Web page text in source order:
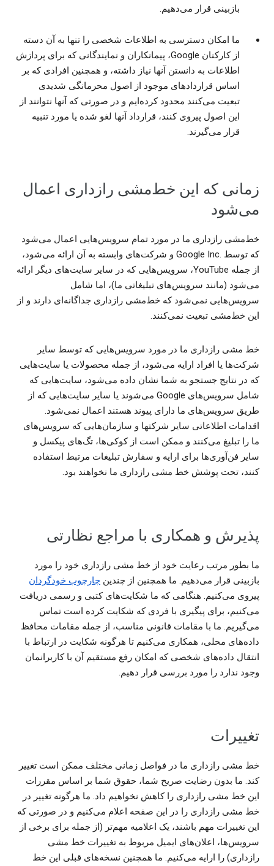
بازبینی قرار می‌دهیم.
ما امکان دسترسی به اطلاعات شخصی را تنها به آن دسته
از کارکنان Google، پیمانکاران و نمایندگانی که برای پردازش
اطلاعات به دانستن آنها نیاز داشته، و همچنین افرادی که بر
اساس قراردادهای موجود از اصول محرمانگی شدیدی
تبعیت می‌کنند محدود کرده‌ایم و در صورتی که آنها نتوانند از
این اصول پیروی کنند، قرارداد آنها لغو شده یا مورد تنبیه
قرار می‌گیرند.
زمانی که این خط‌مشی رازداری اعمال
می‌شود
خط‌مشی رازداری ما در مورد تمام سرویس‌هایی اعمال می‌شود
که توسط .Google Inc و شرکت‌های وابسته به آن ارائه می‌شود،
از جمله YouTube، سرویس‌هایی که در سایر سایت‌های دیگر ارائه
می‌شود (مانند سرویس‌های تبلیغاتی ما)، اما شامل
سرویس‌هایی نمی‌شود که خط‌مشی رازداری جداگانه‌ای دارند و از
این خط‌مشی تبعیت نمی‌کنند.
خط مشی رازداری ما در مورد سرویس‌هایی که توسط سایر
شرکت‌ها یا افراد ارایه می‌شود، از جمله محصولات یا سایت‌هایی
که در نتایج جستجو به شما نشان داده می‌شود، سایت‌هایی که
شامل سرویس‌های Google می‌شوند یا سایر سایت‌هایی که از
طریق سرویس‌های ما دارای پیوند هستند اعمال نمی‌شود.
اقدامات اطلاعاتی سایر شرکتها و سازمان‌هایی که سرویس‌های
ما را تبلیغ می‌کنند و ممکن است از کوکی‌ها، تگ‌های پیکسل و
سایر فن‌آوری‌ها برای ارایه و سفارش تبلیغات مرتبط استفاده
کنند، تحت پوشش خط مشی رازداری ما نخواهند بود.
پذیرش و همکاری با مراجع نظارتی
ما بطور مرتب رعایت خود از خط مشی رازداری خود را مورد
بازبینی قرار می‌دهیم. ما همچنین از چندین چارچوب خود‌گردان
پیروی می‌کنیم. هنگامی که ما شکایت‌های کتبی و رسمی دریافت
می‌کنیم، برای پیگیری با فردی که شکایت کرده است تماس
می‌گیریم. ما با مقامات قانونی مناسب، از جمله مقامات محافظ
داده‌های محلی، همکاری می‌کنیم تا هرگونه شکایت در ارتباط با
انتقال داده‌های شخصی که امکان رفع مستقیم آن با کاربرانمان
وجود ندارد را مورد بررسی قرار دهیم.
تغییرات
خط مشی رازداری ما در فواصل زمانی مختلف ممکن است تغییر
کند. ما بدون رضایت صریح شما، حقوق شما بر اساس مقررات
این خط مشی رازداری را کاهش نخواهیم داد. ما هرگونه تغییر در
خط مشی رازداری را در این صفحه اعلام می‌کنیم و در صورتی که
این تغییرات مهم باشند، یک اعلامیه مهم‌تر (از جمله برای برخی از
سرویس‌ها، اعلان‌های ایمیل مربوط به تغییرات خط مشی
رازداری) را ارایه می‌کنیم. ما همچنین نسخه‌های قبلی این خط